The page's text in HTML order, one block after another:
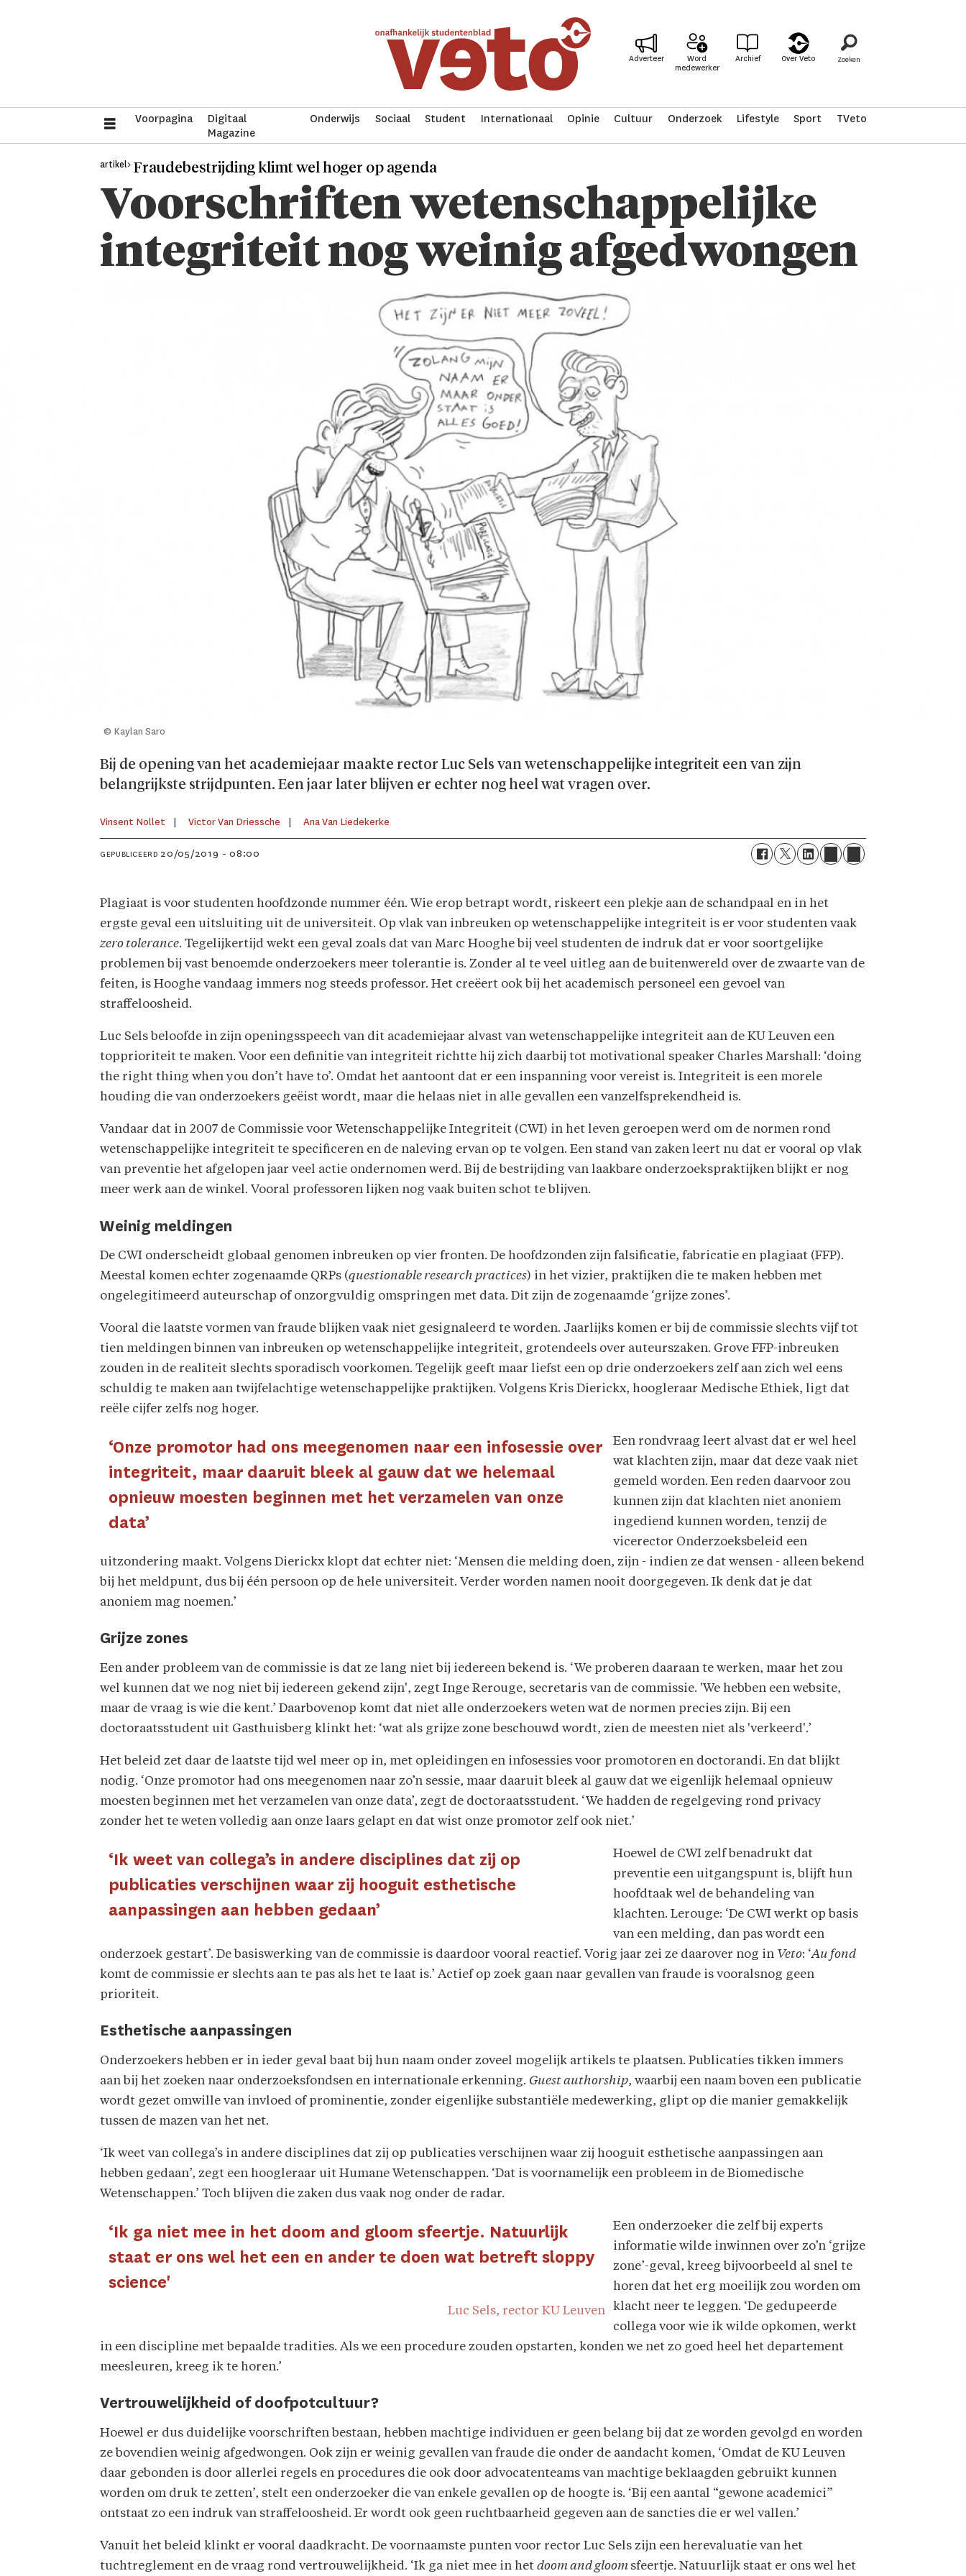
Adverteer
Word
medewerker
Archief Over Veto
Voorpagina
Digitaal
Magazine
Onderwijs Sociaal Student Internationaal Opinie Cultuur Onderzoek Lifestyle Sport TVeto
artikel> Fraudebestrijding klimt wel hoger op agenda
Voorschriften wetenschappelijke
integriteit nog weinig afgedwongen
© Kaylan Saro
Bij de opening van het academiejaar maakte rector Luc Sels van wetenschappelijke integriteit een van zijn
belangrijkste strijdpunten. Een jaar later blijven er echter nog heel wat vragen over.
Vinsent Nollet Victor Van Driessche Ana Van Liedekerke
GEPUBLICEERD 20/05/2019 - 08:00
Plagiaat is voor studenten hoofdzonde nummer één. Wie erop betrapt wordt, riskeert een plekje aan de schandpaal en in het
ergste geval een uitsluiting uit de universiteit. Op vlak van inbreuken op wetenschappelijke integriteit is er voor studenten vaak
zero tolerance. Tegelijkertijd wekt een geval zoals dat van Marc Hooghe bij veel studenten de indruk dat er voor soortgelijke
problemen bij vast benoemde onderzoekers meer tolerantie is. Zonder al te veel uitleg aan de buitenwereld over de zwaarte van de
feiten, is Hooghe vandaag immers nog steeds professor. Het creëert ook bij het academisch personeel een gevoel van
straffeloosheid.
Luc Sels beloofde in zijn openingsspeech van dit academiejaar alvast van wetenschappelijke integriteit aan de KU Leuven een
topprioriteit te maken. Voor een definitie van integriteit richtte hij zich daarbij tot motivational speaker Charles Marshall: ‘doing
the right thing when you don’t have to’. Omdat het aantoont dat er een inspanning voor vereist is. Integriteit is een morele
houding die van onderzoekers geëist wordt, maar die helaas niet in alle gevallen een vanzelfsprekendheid is.
Vandaar dat in 2007 de Commissie voor Wetenschappelijke Integriteit (CWI) in het leven geroepen werd om de normen rond
wetenschappelijke integriteit te specificeren en de naleving ervan op te volgen. Een stand van zaken leert nu dat er vooral op vlak
van preventie het afgelopen jaar veel actie ondernomen werd. Bij de bestrijding van laakbare onderzoekspraktijken blijkt er nog
meer werk aan de winkel. Vooral professoren lijken nog vaak buiten schot te blijven.
Weinig meldingen
De CWI onderscheidt globaal genomen inbreuken op vier fronten. De hoofdzonden zijn falsificatie, fabricatie en plagiaat (FFP).
Meestal komen echter zogenaamde QRPs (questionable research practices) in het vizier, praktijken die te maken hebben met
ongelegitimeerd auteurschap of onzorgvuldig omspringen met data. Dit zijn de zogenaamde ‘grijze zones’.
Vooral die laatste vormen van fraude blijken vaak niet gesignaleerd te worden. Jaarlijks komen er bij de commissie slechts vijf tot
tien meldingen binnen van inbreuken op wetenschappelijke integriteit, grotendeels over auteurszaken. Grove FFP-inbreuken
zouden in de realiteit slechts sporadisch voorkomen. Tegelijk geeft maar liefst een op drie onderzoekers zelf aan zich wel eens
schuldig te maken aan twijfelachtige wetenschappelijke praktijken. Volgens Kris Dierickx, hoogleraar Medische Ethiek, ligt dat
reële cijfer zelfs nog hoger.
‘Onze promotor had ons meegenomen naar een infosessie over
integriteit, maar daaruit bleek al gauw dat we helemaal
opnieuw moesten beginnen met het verzamelen van onze
data’
Een rondvraag leert alvast dat er wel heel
wat klachten zijn, maar dat deze vaak niet
gemeld worden. Een reden daarvoor zou
kunnen zijn dat klachten niet anoniem
ingediend kunnen worden, tenzij de
vicerector Onderzoeksbeleid een
uitzondering maakt. Volgens Dierickx klopt dat echter niet: ‘Mensen die melding doen, zijn - indien ze dat wensen - alleen bekend
bij het meldpunt, dus bij één persoon op de hele universiteit. Verder worden namen nooit doorgegeven. Ik denk dat je dat
anoniem mag noemen.’
Grijze zones
Een ander probleem van de commissie is dat ze lang niet bij iedereen bekend is. ‘We proberen daaraan te werken, maar het zou
wel kunnen dat we nog niet bij iedereen gekend zijn', zegt Inge Rerouge, secretaris van de commissie. 'We hebben een website,
maar de vraag is wie die kent.’ Daarbovenop komt dat niet alle onderzoekers weten wat de normen precies zijn. Bij een
doctoraatsstudent uit Gasthuisberg klinkt het: ‘wat als grijze zone beschouwd wordt, zien de meesten niet als 'verkeerd'.’
Het beleid zet daar de laatste tijd wel meer op in, met opleidingen en infosessies voor promotoren en doctorandi. En dat blijkt
nodig. ‘Onze promotor had ons meegenomen naar zo’n sessie, maar daaruit bleek al gauw dat we eigenlijk helemaal opnieuw
moesten beginnen met het verzamelen van onze data’, zegt de doctoraatsstudent. ‘We hadden de regelgeving rond privacy
zonder het te weten volledig aan onze laars gelapt en dat wist onze promotor zelf ook niet.’
‘Ik weet van collega’s in andere disciplines dat zij op
publicaties verschijnen waar zij hooguit esthetische
aanpassingen aan hebben gedaan’
Hoewel de CWI zelf benadrukt dat
preventie een uitgangspunt is, blijft hun
hoofdtaak wel de behandeling van
klachten. Lerouge: ‘De CWI werkt op basis
van een melding, dan pas wordt een
onderzoek gestart’. De basiswerking van de commissie is daardoor vooral reactief. Vorig jaar zei ze daarover nog in Veto: ‘Au fond
komt de commissie er slechts aan te pas als het te laat is.’ Actief op zoek gaan naar gevallen van fraude is vooralsnog geen
prioriteit.
Esthetische aanpassingen
Onderzoekers hebben er in ieder geval baat bij hun naam onder zoveel mogelijk artikels te plaatsen. Publicaties tikken immers
aan bij het zoeken naar onderzoeksfondsen en internationale erkenning. Guest authorship, waarbij een naam boven een publicatie
wordt gezet omwille van invloed of prominentie, zonder eigenlijke substantiële medewerking, glipt op die manier gemakkelijk
tussen de mazen van het net.
‘Ik weet van collega’s in andere disciplines dat zij op publicaties verschijnen waar zij hooguit esthetische aanpassingen aan
hebben gedaan’, zegt een hoogleraar uit Humane Wetenschappen. ‘Dat is voornamelijk een probleem in de Biomedische
Wetenschappen.’ Toch blijven die zaken dus vaak nog onder de radar.
‘Ik ga niet mee in het doom and gloom sfeertje. Natuurlijk
staat er ons wel het een en ander te doen wat betreft sloppy
science'
Luc Sels, rector KU Leuven
Een onderzoeker die zelf bij experts
informatie wilde inwinnen over zo’n ‘grijze
zone’-geval, kreeg bijvoorbeeld al snel te
horen dat het erg moeilijk zou worden om
klacht neer te leggen. ‘De gedupeerde
collega voor wie ik wilde opkomen, werkt
in een discipline met bepaalde tradities. Als we een procedure zouden opstarten, konden we net zo goed heel het departement
meesleuren, kreeg ik te horen.’
Vertrouwelijkheid of doofpotcultuur?
Hoewel er dus duidelijke voorschriften bestaan, hebben machtige individuen er geen belang bij dat ze worden gevolgd en worden
ze bovendien weinig afgedwongen. Ook zijn er weinig gevallen van fraude die onder de aandacht komen, ‘Omdat de KU Leuven
daar gebonden is door allerlei regels en procedures die ook door advocatenteams van machtige beklaagden gebruikt kunnen
worden om druk te zetten’, stelt een onderzoeker die van enkele gevallen op de hoogte is. ‘Bij een aantal “gewone academici”
ontstaat zo een indruk van straffeloosheid. Er wordt ook geen ruchtbaarheid gegeven aan de sancties die er wel vallen.’
Vanuit het beleid klinkt er vooral daadkracht. De voornaamste punten voor rector Luc Sels zijn een herevaluatie van het
tuchtreglement en de vraag rond vertrouwelijkheid. ‘Ik ga niet mee in hetdoom and gloom sfeertje. Natuurlijk staat er ons wel het